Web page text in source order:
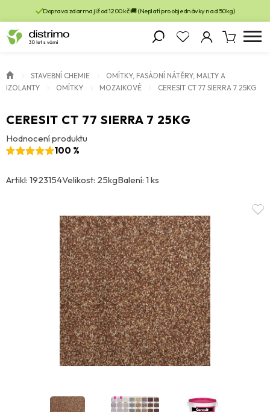
Doprava zdarma již od 1200 kč 🚚 (Neplatí pro objednávky nad 50kg)
STAVEBNÍ CHEMIE
OMÍTKY, FASÁDNÍ NÁTĚRY, MALTY A
IZOLANTY
OMÍTKY MOZAIKOVÉ CERESIT CT 77 SIERRA 7 25KG
CERESIT CT 77 SIERRA 7 25KG
Hodnocení produktu
100 %
Artikl: 1923154Velikost: 25kgBalení: 1 ks